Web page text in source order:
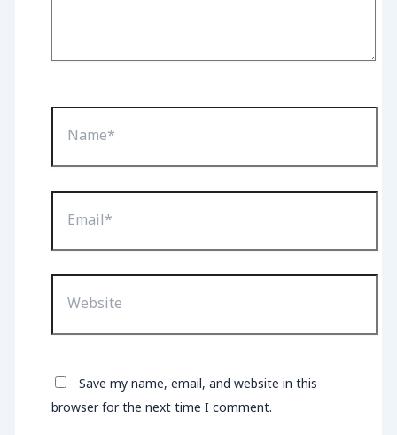
Email*
Save my name, email, and website in this
browser for the next time I comment.